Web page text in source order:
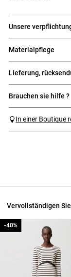
unsere
materialpflege
lieferung,
brauchen sie hilfe ?
In einer Boutique
Vervollständigen
-40%
-40%